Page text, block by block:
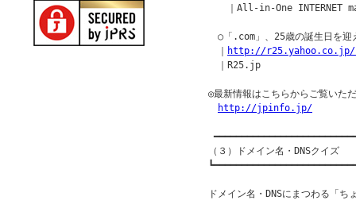
｜All-in-One INTERNET
○「.com」、25歳の誕生日を迎
http://r25.yahoo.co.jp/
｜R25.jp
◎最新情報はこちらからご覧いた
http://jpinfo.jp/
（３）ドメイン名・DNSクイズ
ドメイン名・DNSにまつわる「